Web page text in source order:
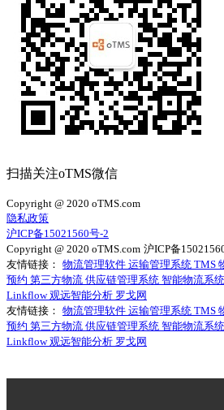
扫描关注oTMS微信
Copyright @ 2020 oTMS.com
隐私政策
沪ICP备15021560号-2
Copyright @ 2020 oTMS.com 沪ICP备
友情链接： 物流管理软件 运输管理系统 TMS
预约 第三方物流 供应链管理系统 智能物流系统
Linkflow观远智能分析 罗戈网
友情链接： 物流管理软件 运输管理系统 TMS
预约 第三方物流 供应链管理系统 智能物流系统
Linkflow观远智能分析 罗戈网